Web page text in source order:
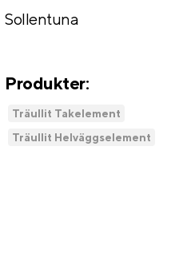
Sollentuna
Produkter:
Träullit Takelement
Träullit Helväggselement